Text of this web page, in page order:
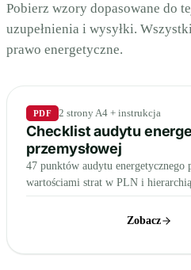
Pobierz wzory dopasowane do
uzupełnienia i wysyłki.
prawo energetyczne.
PDF 2 strony A4 + instrukcja
Checklist audytu
przemysłowej
47 punktów audytu
wartościami strat w PLN i
Zobacz